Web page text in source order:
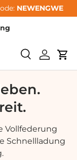
NEWENGWE
SökaLogga
Vollfederung
Schnellladung